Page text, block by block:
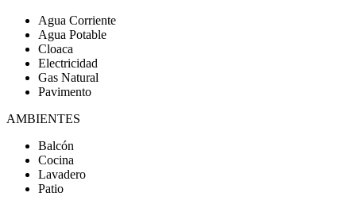
Agua Corriente
Agua Potable
Cloaca
Electricidad
Gas Natural
Pavimento
AMBIENTES
Balcón
Cocina
Lavadero
Patio